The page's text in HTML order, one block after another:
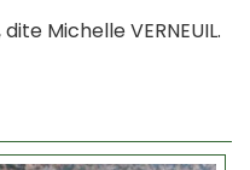
Michelle VERNEUIL.